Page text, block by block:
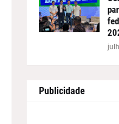
Publicidade